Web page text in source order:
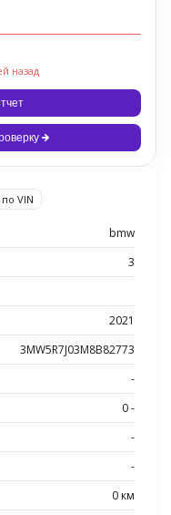
назад
VIN
bmw
3
2021
3MW5R7J03M8B82773
-
0 -
-
-
0 км